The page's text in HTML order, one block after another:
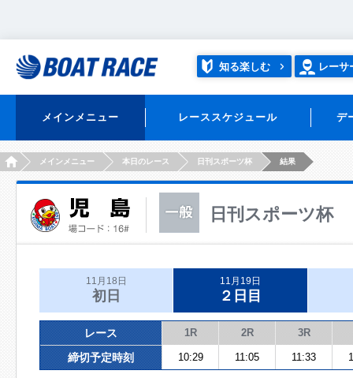
知る楽しむ レーサ
メインメニュー レーススケジュール デ
HOMEメインメニュー 本日のレース 日刊スポーツ杯 結果
日刊スポーツ杯
11月18日
初日
11月19日
２日目
レース 1R 2R 3R
締切予定時刻 10:29 11:05 11:33